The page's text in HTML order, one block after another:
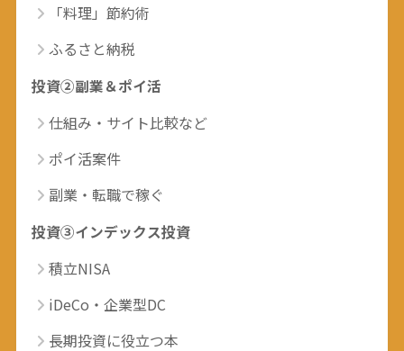
「料理」節約術
ふるさと納税
投資②副業＆ポイ活
仕組み・サイト比較など
ポイ活案件
副業・転職で稼ぐ
投資③インデックス投資
積立NISA
iDeCo・企業型DC
長期投資に役立つ本